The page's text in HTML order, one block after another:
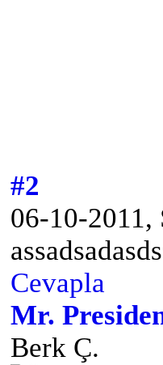
#2
06-10-2011,
Cevapla
Mr.
Berk Ç.